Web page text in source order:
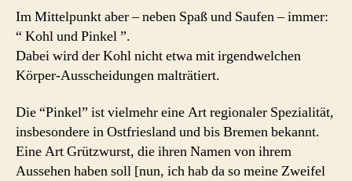
Im Mittelpunkt aber – neben Spaß und Saufen – immer:
“ Kohl und Pinkel ”.
Dabei wird der Kohl nicht etwa mit irgendwelchen
Körper-Ausscheidungen malträtiert.
Die “Pinkel” ist vielmehr eine Art regionaler Spezialität,
insbesondere in Ostfriesland und bis Bremen bekannt.
Eine Art Grützwurst, die ihren Namen von ihrem
Aussehen haben soll [nun, ich hab da so meine Zweifel